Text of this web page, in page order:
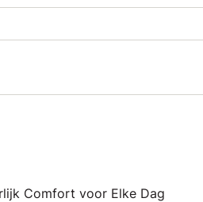
Comfort voor Elke Dag